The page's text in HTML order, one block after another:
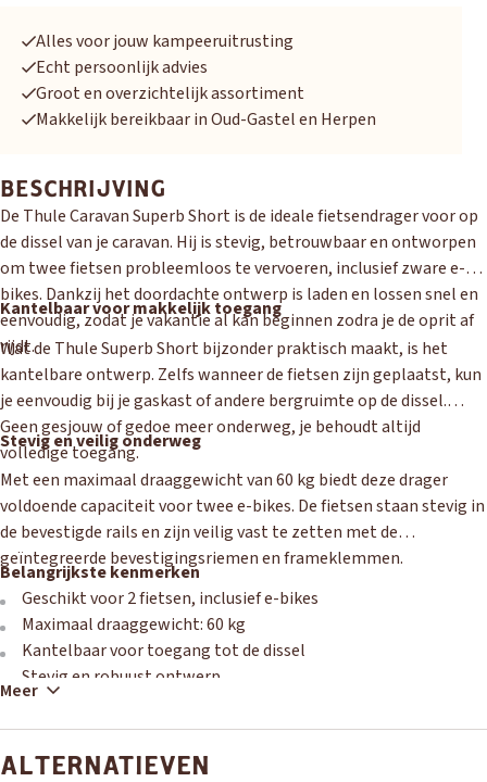
Alles voor jouw kampeeruitrusting
Echt persoonlijk advies
Groot en overzichtelijk assortiment
Makkelijk bereikbaar in Oud-Gastel en Herpen
BESCHRIJVING
De Thule Caravan Superb Short is de ideale fietsendrager voor op
de dissel van je caravan. Hij is stevig, betrouwbaar en ontworpen
om twee fietsen probleemloos te vervoeren, inclusief zware e-
bikes. Dankzij het doordachte ontwerp is laden en lossen snel en
eenvoudig, zodat je vakantie al kan beginnen zodra je de oprit af
rijdt.
Kantelbaar voor makkelijk toegang
Wat de Thule Superb Short bijzonder praktisch maakt, is het
kantelbare ontwerp. Zelfs wanneer de fietsen zijn geplaatst, kun
je eenvoudig bij je gaskast of andere bergruimte op de dissel.
Geen gesjouw of gedoe meer onderweg, je behoudt altijd
volledige toegang.
Stevig en veilig onderweg
Met een maximaal draaggewicht van 60 kg biedt deze drager
voldoende capaciteit voor twee e-bikes. De fietsen staan stevig in
de bevestigde rails en zijn veilig vast te zetten met de
geïntegreerde bevestigingsriemen en frameklemmen.
Belangrijkste kenmerken
Geschikt voor 2 fietsen, inclusief e-bikes
Maximaal draaggewicht: 60 kg
Kantelbaar voor toegang tot de dissel
Stevig en robuust ontwerp
Snel en eenvoudig te laden en vast te zetten
Meer
ALTERNATIEVEN
AdriaEriba
HERPEN
Adria BürstnerCaravelairEasy Caravanning
Eura Mobil